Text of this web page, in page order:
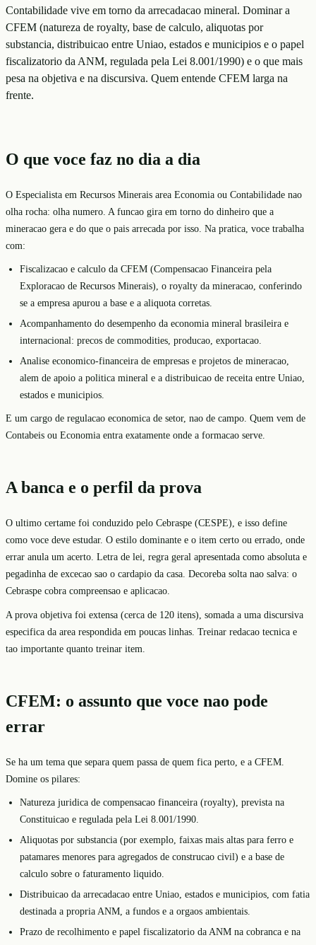
Contabilidade vive em torno da arrecadacao mineral. Dominar a
CFEM (natureza de royalty, base de calculo, aliquotas por
substancia, distribuicao entre Uniao, estados e municipios e o papel
fiscalizatorio da ANM, regulada pela Lei 8.001/1990) e o que mais
pesa na objetiva e na discursiva. Quem entende CFEM larga na
frente.
O que voce faz no dia a dia
O Especialista em Recursos Minerais area Economia ou Contabilidade nao
olha rocha: olha numero. A funcao gira em torno do dinheiro que a
mineracao gera e do que o pais arrecada por isso. Na pratica, voce trabalha
com:
Fiscalizacao e calculo da CFEM (Compensacao Financeira pela
Exploracao de Recursos Minerais), o royalty da mineracao, conferindo
se a empresa apurou a base e a aliquota corretas.
Acompanhamento do desempenho da economia mineral brasileira e
internacional: precos de commodities, producao, exportacao.
Analise economico-financeira de empresas e projetos de mineracao,
alem de apoio a politica mineral e a distribuicao de receita entre Uniao,
estados e municipios.
E um cargo de regulacao economica de setor, nao de campo. Quem vem de
Contabeis ou Economia entra exatamente onde a formacao serve.
A banca e o perfil da prova
O ultimo certame foi conduzido pelo Cebraspe (CESPE), e isso define
como voce deve estudar. O estilo dominante e o item certo ou errado, onde
errar anula um acerto. Letra de lei, regra geral apresentada como absoluta e
pegadinha de excecao sao o cardapio da casa. Decoreba solta nao salva: o
Cebraspe cobra compreensao e aplicacao.
A prova objetiva foi extensa (cerca de 120 itens), somada a uma discursiva
especifica da area respondida em poucas linhas. Treinar redacao tecnica e
tao importante quanto treinar item.
CFEM: o assunto que voce nao pode
errar
Se ha um tema que separa quem passa de quem fica perto, e a CFEM.
Domine os pilares:
Natureza juridica de compensacao financeira (royalty), prevista na
Constituicao e regulada pela Lei 8.001/1990.
Aliquotas por substancia (por exemplo, faixas mais altas para ferro e
patamares menores para agregados de construcao civil) e a base de
calculo sobre o faturamento liquido.
Distribuicao da arrecadacao entre Uniao, estados e municipios, com fatia
destinada a propria ANM, a fundos e a orgaos ambientais.
Prazo de recolhimento e papel fiscalizatorio da ANM na cobranca e na